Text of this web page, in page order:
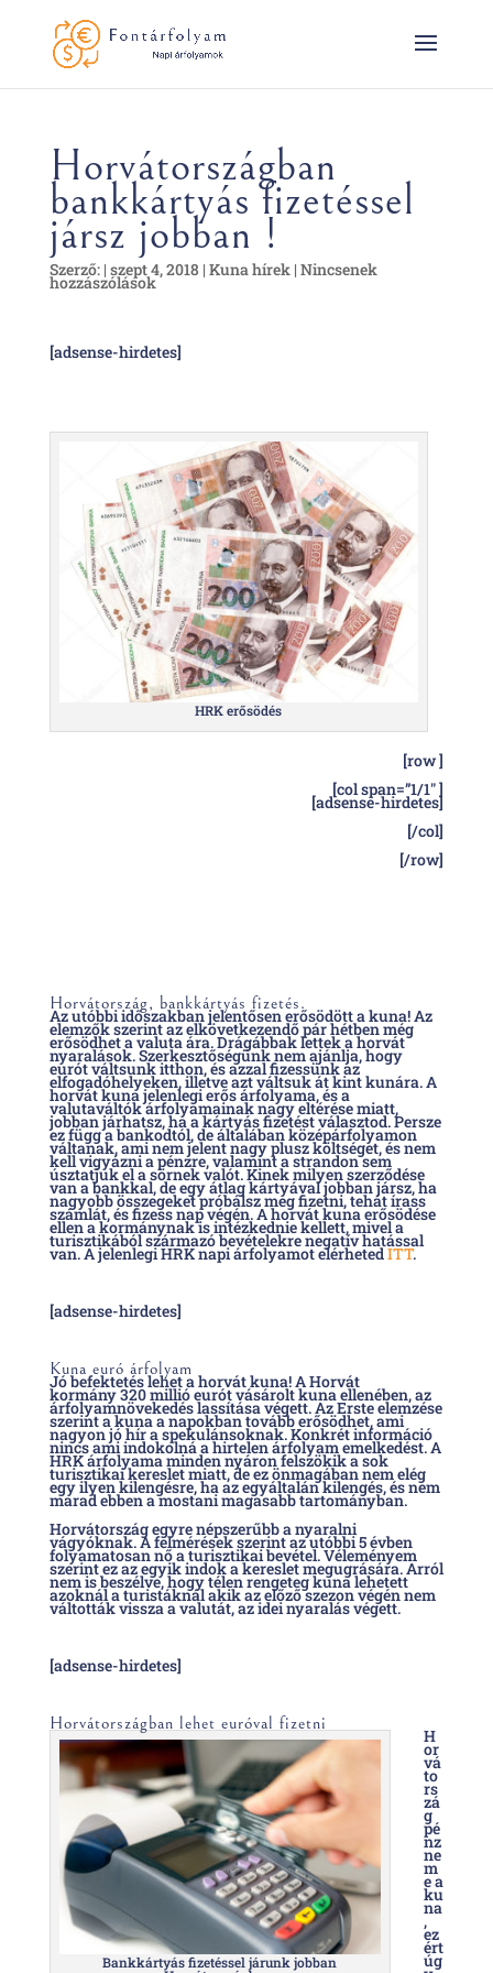
Horvátországban
bankkártyás fizetéssel
jársz jobban !
Szerző: | szept 4, 2018 | Kuna hírek| Nincsenek
hozzászólások
[adsense-hirdetes]
HRK erősödés
[row ]
[col span=”1/1″ ]
[adsense-hirdetes]
[/col]
[/row]
Horvátország, bankkártyás fizetés.
Az utóbbi időszakban jelentősen erősödött a kuna! Az
elemzők szerint az elkövetkezendő pár hétben még
erősödhet a valuta ára. Drágábbak lettek a horvát
nyaralások. Szerkesztőségünk nem ajánlja, hogy
eurót váltsunk itthon, és azzal fizessünk az
elfogadóhelyeken, illetve azt váltsuk át kint kunára. A
horvát kuna jelenlegi erős árfolyama, és a
valutaváltók árfolyamainak nagy eltérése miatt,
jobban járhatsz, ha a kártyás fizetést választod. Persze
ez függ a bankodtól, de általában középárfolyamon
váltanak, ami nem jelent nagy plusz költséget, és nem
kell vigyázni a pénzre, valamint a strandon sem
úsztatjuk el a sörnek valót. Kinek milyen szerződése
van a bankkal, de egy átlag kártyával jobban jársz, ha
nagyobb összegeket próbálsz meg fizetni, tehát írass
számlát, és fizess nap végén. A horvát kuna erősödése
ellen a kormánynak is intézkednie kellett, mivel a
turisztikából származó bevételekre negatív hatással
van. A jelenlegi HRK napi árfolyamot elérhetedITT.
[adsense-hirdetes]
Kuna euró árfolyam
Jó befektetés lehet a horvát kuna! A Horvát
kormány 320 millió eurót vásárolt kuna ellenében, az
árfolyamnövekedés lassítása végett. Az Erste elemzése
szerint a kuna a napokban tovább erősödhet, ami
nagyon jó hír a spekulánsoknak. Konkrét információ
nincs ami indokolná a hirtelen árfolyam emelkedést. A
HRK árfolyama minden nyáron felszökik a sok
turisztikai kereslet miatt, de ez önmagában nem elég
egy ilyen kilengésre, ha az egyáltalán kilengés, és nem
marad ebben a mostani magasabb tartományban.
Horvátország egyre népszerűbb a nyaralni
vágyóknak. A felmérések szerint az utóbbi 5 évben
folyamatosan nő a turisztikai bevétel. Véleményem
szerint ez az egyik indok a kereslet megugrására. Arról
nem is beszélve, hogy télen rengeteg kuna lehetett
azoknál a turistáknál akik az előző szezon végén nem
váltották vissza a valutát, az idei nyaralás végett.
[adsense-hirdetes]
Horvátországban lehet euróval fizetni
Bankkártyás fizetéssel járunk jobban
H
or
vá
to
rs
zá
g
pé
nz
ne
m
e a
ku
na
,
ez
ért
úg